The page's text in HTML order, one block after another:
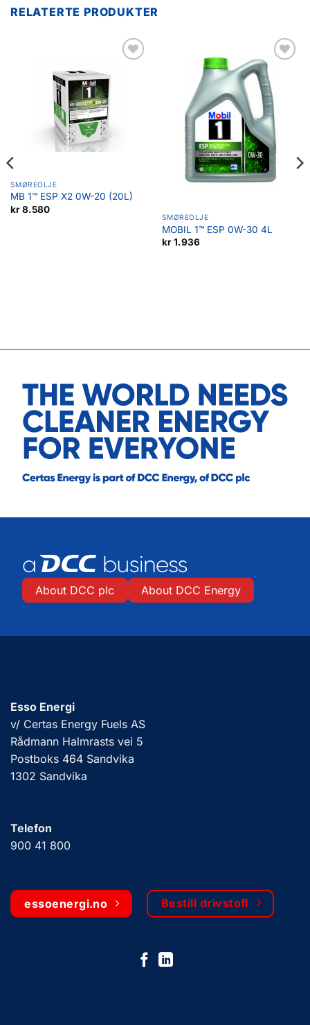
RELATERTE PRODUKTER
favoritter
SMØREOLJE
MB 1™ ESP X2 0W-20 (20L)
kr8.580
Legg til
favoritter
SMØREOLJE
MOBIL 1™ ESP 0W-30 4L
kr1.936
About DCC plc About DCC Energy
Esso Energi
v/ Certas Energy Fuels AS
Rådmann Halmrasts vei 5
Postboks 464 Sandvika
1302 Sandvika
Telefon
900 41 800
essoenergi.no Bestill drivstoff